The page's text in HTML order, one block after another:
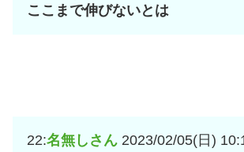
ここまで伸びないとは
22:名無しさん 2023/02/05(日)